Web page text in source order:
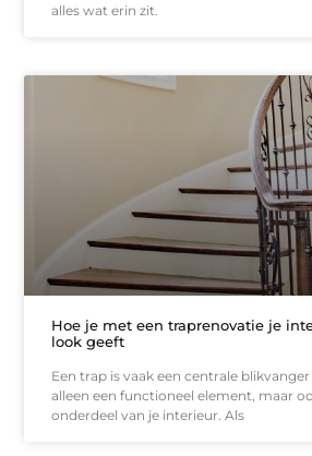
alles wat erin zit.
Hoe je met een traprenovatie je
look geeft
Een trap is vaak een centrale
alleen een functioneel element, maar
onderdeel van je interieur. Als